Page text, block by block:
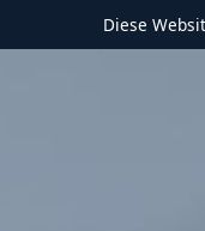
Diese